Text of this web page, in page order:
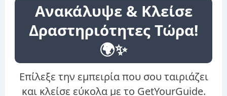
Ανακάλυψε & Κλείσε
Δραστηριότητες Τώρα!
🌍✨
Επίλεξε την εμπειρία που σου ταιριάζει
και κλείσε εύκολα με το GetYourGuide.